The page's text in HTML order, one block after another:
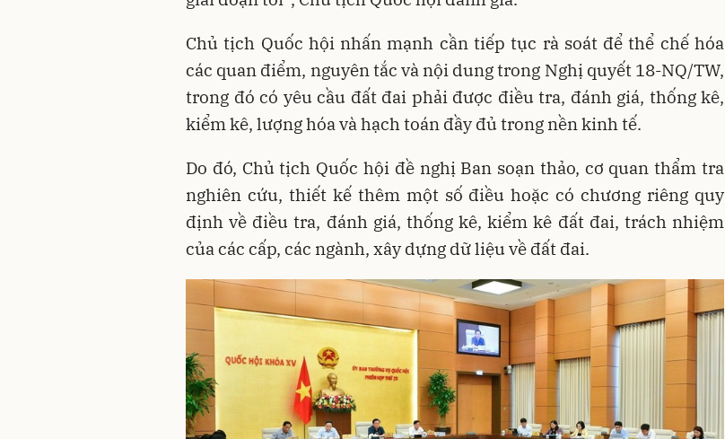
Chủ tịch Quốc hội nhấn mạnh cần tiếp tục rà soát để thể chế hóa
các quan điểm, nguyên tắc và nội dung trong Nghị quyết 18-NQ/TW,
trong đó có yêu cầu đất đai phải được điều tra, đánh giá, thống kê,
kiểm kê, lượng hóa và hạch toán đầy đủ trong nền kinh tế.
Do đó, Chủ tịch Quốc hội đề nghị Ban soạn thảo, cơ quan thẩm tra
nghiên cứu, thiết kế thêm một số điều hoặc có chương riêng quy
định về điều tra, đánh giá, thống kê, kiểm kê đất đai, trách nhiệm
của các cấp, các ngành, xây dựng dữ liệu về đất đai.